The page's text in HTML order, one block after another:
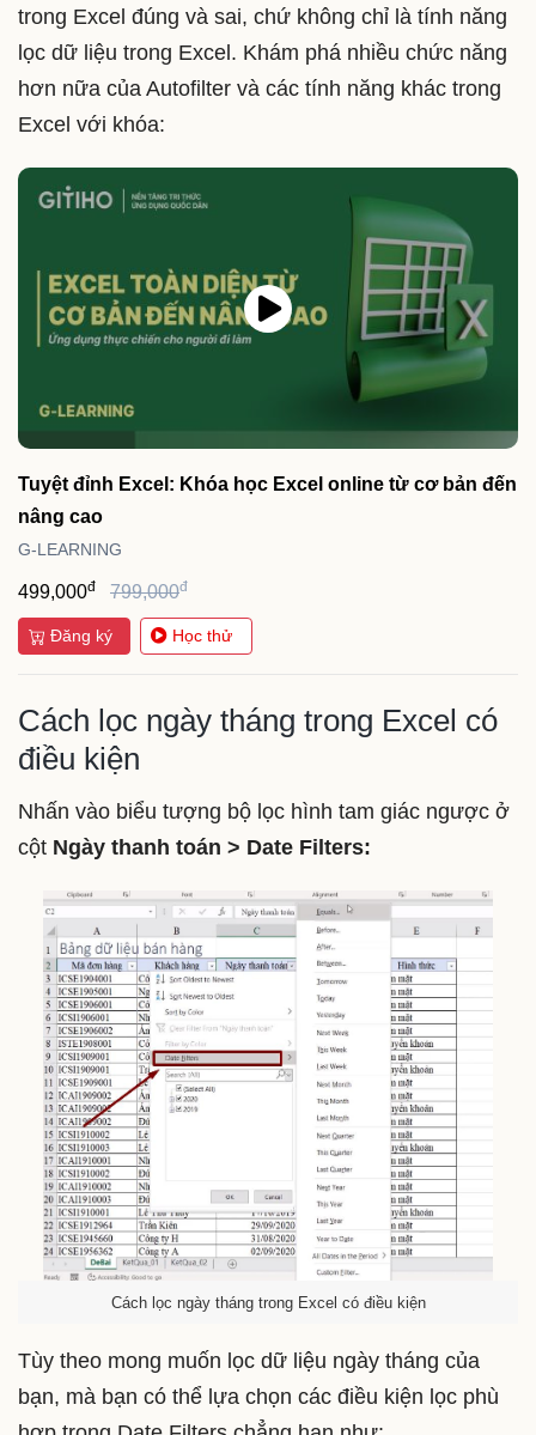
trong Excel đúng và sai, chứ không chỉ là tính năng
lọc dữ liệu trong Excel. Khám phá nhiều chức năng
hơn nữa của Autofilter và các tính năng khác trong
Excel với khóa:
Tuyệt đỉnh Excel: Khóa học Excel online từ cơ bản đến
nâng cao
G-LEARNING
499,000đ 799,000đ
Đăng ký Học thử
Cách lọc ngày tháng trong Excel có
điều kiện
Nhấn vào biểu tượng bộ lọc hình tam giác ngược ở
cột Ngày thanh toán > Date Filters:
Cách lọc ngày tháng trong Excel có điều kiện
Tùy theo mong muốn lọc dữ liệu ngày tháng của
bạn, mà bạn có thể lựa chọn các điều kiện lọc phù